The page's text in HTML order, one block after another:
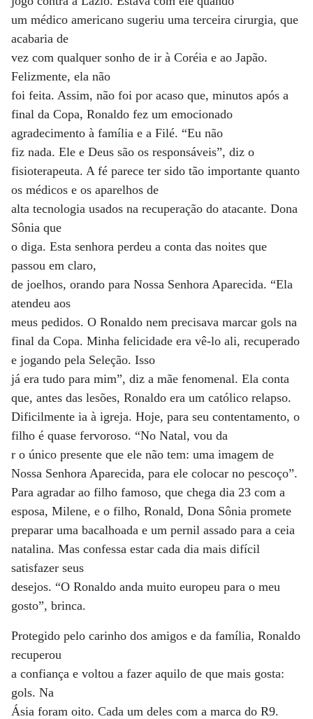
um médico americano sugeriu uma terceira cirurgia, que
acabaria de
vez com qualquer sonho de ir à Coréia e ao Japão.
Felizmente, ela não
foi feita. Assim, não foi por acaso que, minutos após a
final da Copa, Ronaldo fez um emocionado
agradecimento à família e a Filé. “Eu não
fiz nada. Ele e Deus são os responsáveis”, diz o
fisioterapeuta. A fé parece ter sido tão importante quanto
os médicos e os aparelhos de
alta tecnologia usados na recuperação do atacante. Dona
Sônia que
o diga. Esta senhora perdeu a conta das noites que
passou em claro,
de joelhos, orando para Nossa Senhora Aparecida. “Ela
atendeu aos
meus pedidos. O Ronaldo nem precisava marcar gols na
final da Copa. Minha felicidade era vê-lo ali, recuperado
e jogando pela Seleção. Isso
já era tudo para mim”, diz a mãe fenomenal. Ela conta
que, antes das lesões, Ronaldo era um católico relapso.
Dificilmente ia à igreja. Hoje, para seu contentamento, o
filho é quase fervoroso. “No Natal, vou da
r o único presente que ele não tem: uma imagem de
Nossa Senhora Aparecida, para ele colocar no pescoço”.
Para agradar ao filho famoso, que chega dia 23 com a
esposa, Milene, e o filho, Ronald, Dona Sônia promete
preparar uma bacalhoada e um pernil assado para a ceia
natalina. Mas confessa estar cada dia mais difícil
satisfazer seus
desejos. “O Ronaldo anda muito europeu para o meu
gosto”, brinca.
Protegido pelo carinho dos amigos e da família, Ronaldo
recuperou
a confiança e voltou a fazer aquilo de que mais gosta:
gols. Na
Ásia foram oito. Cada um deles com a marca do R9.